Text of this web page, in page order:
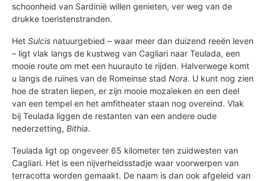
schoonheid van Sardinië willen genieten, ver weg van de
drukke toeristenstranden.
Het Sulcis natuurgebied – waar meer dan duizend reeën leven
– ligt vlak langs de kustweg van Cagliari naar Teulada, een
mooie route om met een huurauto te rijden. Halverwege komt
u langs de ruïnes van de Romeinse stad Nora. U kunt nog zien
hoe de straten liepen, er zijn mooie mozaïeken en een deel
van een tempel en het amfitheater staan nog overeind. Vlak
bij Teulada liggen de restanten van een andere oude
nederzetting, Bithia.
Teulada ligt op ongeveer 65 kilometer ten zuidwesten van
Cagliari. Het is een nijverheidsstadje waar voorwerpen van
terracotta worden gemaakt. De naam is dan ook afgeleid van